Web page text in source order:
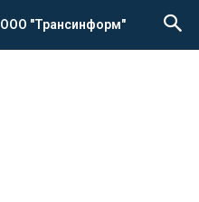
ООО "Трансинформ"